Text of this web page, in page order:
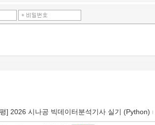
] 2026 시나공 빅데이터분석기사 실기 (Python) ｌ